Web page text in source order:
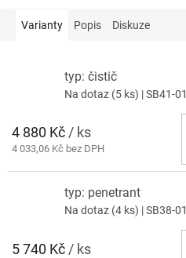
Varianty Popis Diskuze
typ: čistič
Na dotaz (5 ks) | SB41-01
4 880 Kč / ks
4 033,06 Kč bez DPH
typ: penetrant
Na dotaz (4 ks) | SB38-01
5 740 Kč / ks